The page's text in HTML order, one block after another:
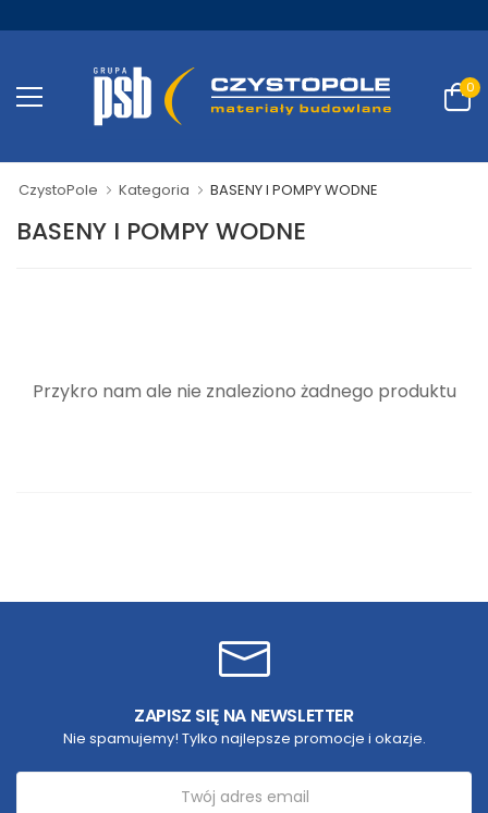
0
CzystoPole Kategoria BASENY I POMPY WODNE
BASENY I POMPY WODNE
Przykro nam ale nie znaleziono żadnego produktu
ZAPISZ SIĘ NA NEWSLETTER
Nie spamujemy! Tylko najlepsze promocje i okazje.